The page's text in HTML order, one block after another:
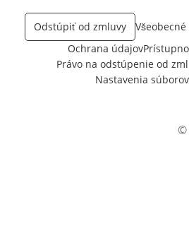
Odstúpiť od zmluvy
Ochrana údajov
Právo na odstúpenie od
Nastavenia
©